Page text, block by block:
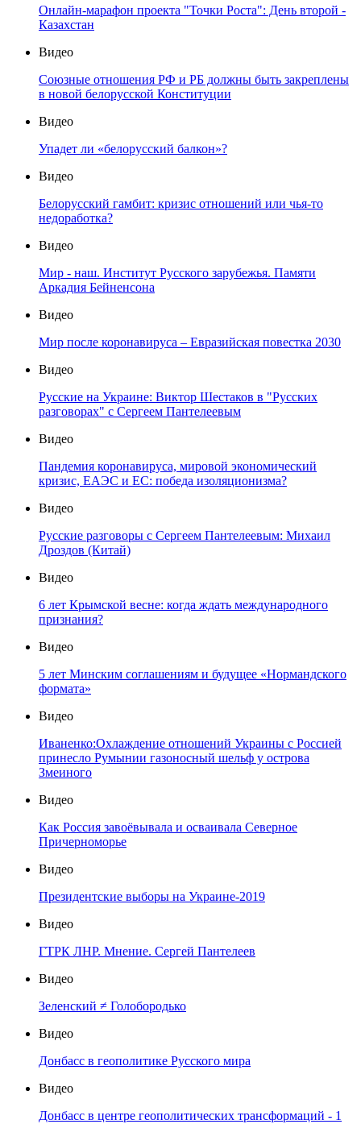
Онлайн-марафон проекта "Точки Роста": День второй -
Казахстан
Видео
Союзные отношения РФ и РБ должны быть закреплены
в новой белорусской Конституции
Видео
Упадет ли «белорусский балкон»?
Видео
Белорусский гамбит: кризис отношений или чья-то
недоработка?
Видео
Мир - наш. Институт Русского зарубежья. Памяти
Аркадия Бейненсона
Видео
Мир после коронавируса – Евразийская повестка 2030
Видео
Русские на Украине: Виктор Шестаков в "Русских
разговорах" с Сергеем Пантелеевым
Видео
Пандемия коронавируса, мировой экономический
кризис, ЕАЭС и ЕС: победа изоляционизма?
Видео
Русские разговоры с Сергеем Пантелеевым: Михаил
Дроздов (Китай)
Видео
6 лет Крымской весне: когда ждать международного
признания?
Видео
5 лет Минским соглашениям и будущее «Нормандского
формата»
Видео
Иваненко:Охлаждение отношений Украины с Россией
принесло Румынии газоносный шельф у острова
Змеиного
Видео
Как Россия завоёвывала и осваивала Северное
Причерноморье
Видео
Президентские выборы на Украине-2019
Видео
ГТРК ЛНР. Мнение. Сергей Пантелеев
Видео
Зеленский ≠ Голобородько
Видео
Донбасс в геополитике Русского мира
Видео
Донбасс в центре геополитических трансформаций - 1